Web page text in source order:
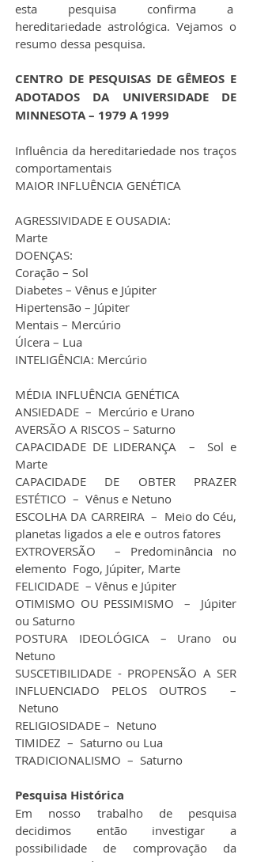
esta pesquisa confirma a
hereditariedade astrológica. Vejamos o
resumo dessa pesquisa.
CENTRO DE PESQUISAS DE GÊMEOS E
ADOTADOS DA UNIVERSIDADE DE
MINNESOTA – 1979 A 1999
Influência da hereditariedade nos traços
comportamentais
MAIOR INFLUÊNCIA GENÉTICA
AGRESSIVIDADE E OUSADIA:
Marte
DOENÇAS:
Coração – Sol
Diabetes – Vênus e Júpiter
Hipertensão – Júpiter
Mentais – Mercúrio
Úlcera – Lua
INTELIGÊNCIA: Mercúrio
MÉDIA INFLUÊNCIA GENÉTICA
ANSIEDADE  –  Mercúrio e Urano
AVERSÃO A RISCOS – Saturno
CAPACIDADE DE LIDERANÇA  –  Sol e
Marte
CAPACIDADE DE OBTER PRAZER
ESTÉTICO  –  Vênus e Netuno
ESCOLHA DA CARREIRA  –  Meio do Céu,
planetas ligados a ele e outros fatores
EXTROVERSÃO  – Predominância no
elemento  Fogo, Júpiter, Marte
FELICIDADE  – Vênus e Júpiter
OTIMISMO OU PESSIMISMO  –  Júpiter
ou Saturno
POSTURA IDEOLÓGICA – Urano ou
Netuno
SUSCETIBILIDADE - PROPENSÃO A SER
INFLUENCIADO PELOS OUTROS  –
Netuno
RELIGIOSIDADE –  Netuno
TIMIDEZ  –  Saturno ou Lua
TRADICIONALISMO  –  Saturno
Pesquisa Histórica
Em nosso trabalho de pesquisa
decidimos então investigar a
possibilidade de comprovação da